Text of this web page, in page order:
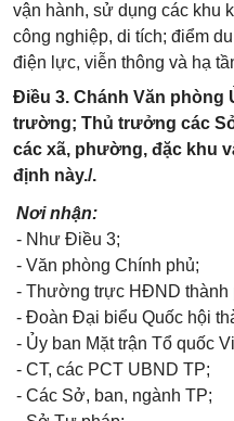
vận hành, sử dụng các khu
công nghiệp, di tích; điểm
điện lực, viễn thông và hạ
Điều 3. Chánh Văn phòng
trường; Thủ trưởng các
các xã, phường, đặc khu
định này./.
Nơi nhận:
- Như Điều 3;
- Văn phòng Chính phủ;
- Thường trực HĐND thành
- Đoàn Đại biểu Quốc hội
- Ủy ban Mặt trận Tổ quốc
- CT, các PCT UBND TP;
- Các Sở, ban, ngành TP;